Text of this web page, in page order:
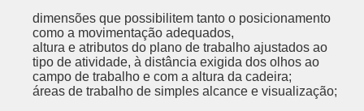
dimensões que possibilitem tanto o posicionamento
como a movimentação adequados,
altura e atributos do plano de trabalho ajustados ao
tipo de atividade, à distância exigida dos olhos ao
campo de trabalho e com a altura da cadeira;
áreas de trabalho de simples alcance e visualização;